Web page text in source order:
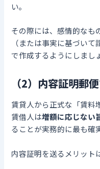
い。
その際には、感情的なも
（または事実に基づいて
で作成するようにしまし
（2）内容証明郵
賃貸人から正式な「賃料
賃借人は増額に応じない
ることが実務的に最も確
内容証明を送るメリット